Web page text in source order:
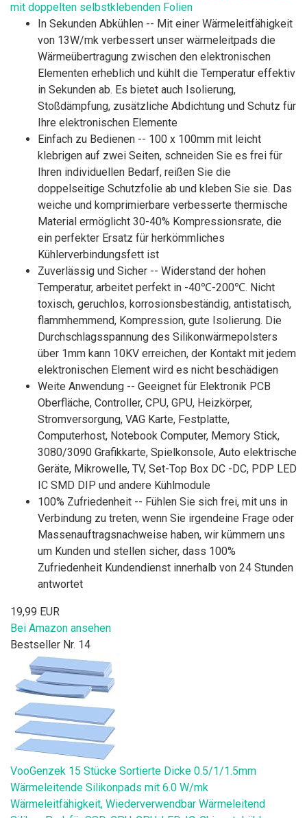
mit doppelten selbstklebenden Folien
In Sekunden Abkühlen -- Mit einer Wärmeleitfähigkeit
von 13W/mk verbessert unser wärmeleitpads die
Wärmeübertragung zwischen den elektronischen
Elementen erheblich und kühlt die Temperatur effektiv
in Sekunden ab. Es bietet auch Isolierung,
Stoßdämpfung, zusätzliche Abdichtung und Schutz für
Ihre elektronischen Elemente
Einfach zu Bedienen -- 100 x 100mm mit leicht
klebrigen auf zwei Seiten, schneiden Sie es frei für
Ihren individuellen Bedarf, reißen Sie die
doppelseitige Schutzfolie ab und kleben Sie sie. Das
weiche und komprimierbare verbesserte thermische
Material ermöglicht 30-40% Kompressionsrate, die
ein perfekter Ersatz für herkömmliches
Kühlerverbindungsfett ist
Zuverlässig und Sicher -- Widerstand der hohen
Temperatur, arbeitet perfekt in -40℃-200℃. Nicht
toxisch, geruchlos, korrosionsbeständig, antistatisch,
flammhemmend, Kompression, gute Isolierung. Die
Durchschlagsspannung des Silikonwärmepolsters
über 1mm kann 10KV erreichen, der Kontakt mit jedem
elektronischen Element wird es nicht beschädigen
Weite Anwendung -- Geeignet für Elektronik PCB
Oberfläche, Controller, CPU, GPU, Heizkörper,
Stromversorgung, VAG Karte, Festplatte,
Computerhost, Notebook Computer, Memory Stick,
3080/3090 Grafikkarte, Spielkonsole, Auto elektrische
Geräte, Mikrowelle, TV, Set-Top Box DC -DC, PDP LED
IC SMD DIP und andere Kühlmodule
100% Zufriedenheit -- Fühlen Sie sich frei, mit uns in
Verbindung zu treten, wenn Sie irgendeine Frage oder
Massenauftragsnachweise haben, wir kümmern uns
um Kunden und stellen sicher, dass 100%
Zufriedenheit Kundendienst innerhalb von 24 Stunden
antwortet
19,99 EUR
Bei Amazon ansehen
Bestseller Nr. 14
VooGenzek 15 Stücke Sortierte Dicke 0.5/1/1.5mm
Wärmeleitende Silikonpads mit 6.0 W/mk
Wärmeleitfähigkeit, Wiederverwendbar Wärmeleitend